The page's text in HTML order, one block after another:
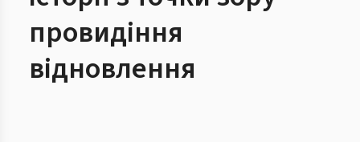
провидіння
відновлення